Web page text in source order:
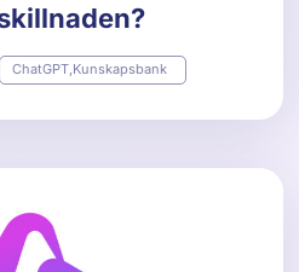
ChatGPT,Kunskapsbank